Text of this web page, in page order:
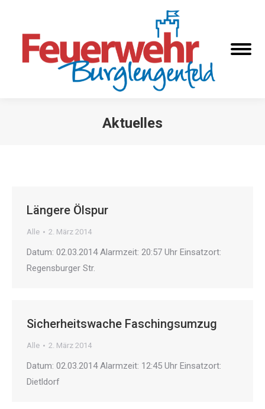
Aktuelles
Längere Ölspur
Alle 2. März 2014
Datum: 02.03.2014 Alarmzeit: 20:57 Uhr Einsatzort:
Regensburger Str.
Sicherheitswache Faschingsumzug
Alle 2. März 2014
Datum: 02.03.2014 Alarmzeit: 12:45 Uhr Einsatzort:
Dietldorf